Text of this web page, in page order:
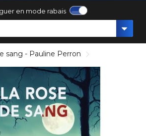
en mode rabais
sang - Pauline Perron